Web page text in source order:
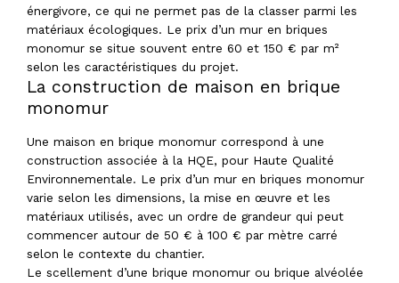
énergivore, ce qui ne permet pas de la classer parmi les
matériaux écologiques. Le prix d’un mur en briques
monomur se situe souvent entre 60 et 150 € par m²
selon les caractéristiques du projet.
La construction de maison en brique
monomur
Une maison en brique monomur correspond à une
construction associée à la HQE, pour Haute Qualité
Environnementale. Le prix d’un mur en briques monomur
varie selon les dimensions, la mise en œuvre et les
matériaux utilisés, avec un ordre de grandeur qui peut
commencer autour de 50 € à 100 € par mètre carré
selon le contexte du chantier.
Le scellement d’une brique monomur ou brique alvéolée